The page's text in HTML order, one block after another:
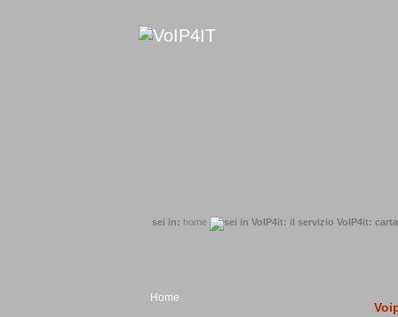
sei in: home VoIP4it:
Home